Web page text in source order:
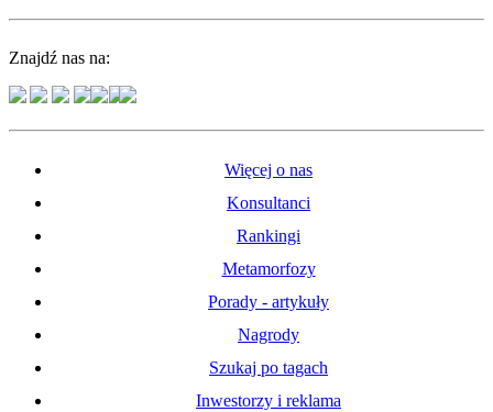
Znajdź nas na:
Więcej o nas
Konsultanci
Rankingi
Metamorfozy
Porady - artykuły
Nagrody
Szukaj po tagach
Inwestorzy i reklama